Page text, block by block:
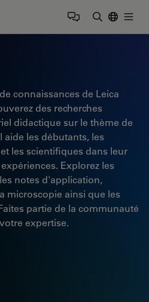
connaissances de Leica
des recherches
didactique sur le thème de
aide les débutants, les
les scientifiques dans leur
Explorez les
notes d'application,
microscopie ainsi que les
partie de la communauté
expertise.